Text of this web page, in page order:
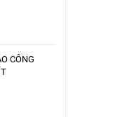
CÔNG